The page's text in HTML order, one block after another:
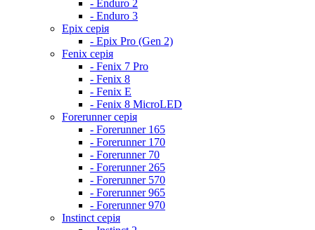
- Enduro 2
- Enduro 3
Epix серія
- Epix Pro (Gen 2)
Fenix серія
- Fenix 7 Pro
- Fenix 8
- Fenix ​​E
- Fenix 8 MicroLED
Forerunner серія
- Forerunner 165
- Forerunner 170
- Forerunner 70
- Forerunner 265
- Forerunner 570
- Forerunner 965
- Forerunner 970
Instinct серія